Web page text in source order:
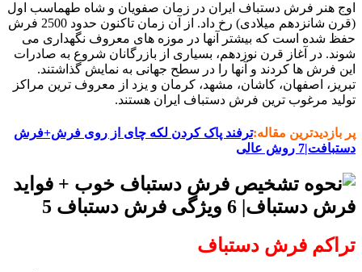
اوج هنر فرش دستباف ایران در زمان صفویان و شاه طهماسب اول
(قرن شانزدهم میلادی) رخ داد. از آن زمان تاکنون حدود 2500 فرش
حفظ شده است که بیشتر آنها در موزه های معروف نگهداری می
شوند. در آغاز قرن نوزدهم، بسیاری از بازرگانان شروع به صادرات
این فرش ها کردند و آنها را در سطح جهانی به نمایش گذاشتند.
تبریز، اصفهان، کاشان، مشهد، کرمان و یزد از معروف ترین مراکز
تولید مرغوب ترین فرش دستباف ایران هستند.
پر بازدیدترین مقاله:ترفند پاک کردن لکه چای از روی فرش+فرش
دستبافت|7 روش عالی
تراکم فرش دستباف